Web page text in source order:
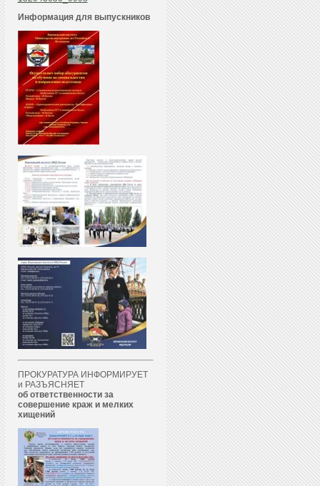
Информация для выпускников
ПРОКУРАТУРА ИНФОРМИРУЕТ
и РАЗЪЯСНЯЕТ
об ответственности за
совершение краж и мелких
хищений